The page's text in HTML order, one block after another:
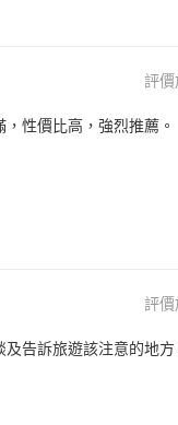
評
性價比高，強烈推薦。
評
告訴旅遊該注意的地